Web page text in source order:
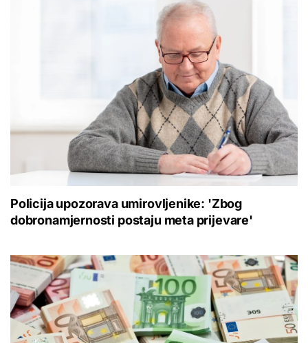
Policija upozorava umirovljenike: 'Zbog
dobronamjernosti postaju meta prijevare'